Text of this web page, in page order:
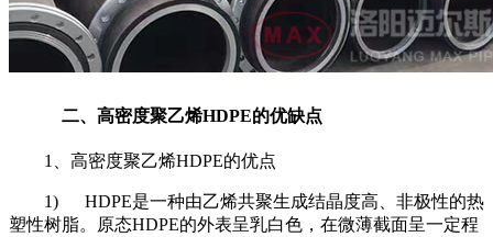
二、高密度聚乙烯HDPE的优缺点
1 、高密度聚乙烯HDPE的优点
1) HDPE是一种由乙烯共聚生成结晶度高、非极性的热
塑性树脂。原态HDPE的外表呈乳白色，在微薄截面呈一定程